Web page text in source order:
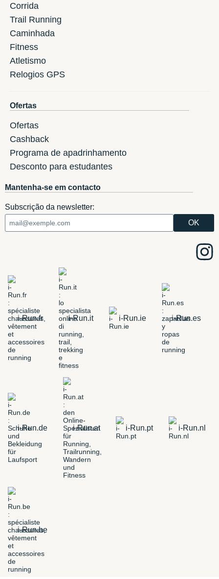
Corrida
Trail Running
Caminhada
Fitness
Atletismo
Relogios GPS
Ofertas
Ofertas
Cashback
Programa de apadrinhamento
Desconto para estudantes
Mantenha-se em contacto
Subscrição da newsletter:
i-Run.fr i-Run.it i-Run.ie i-Run.es
i-Run.de i-Run.at i-Run.pt i-Run.nl
i-Run.be